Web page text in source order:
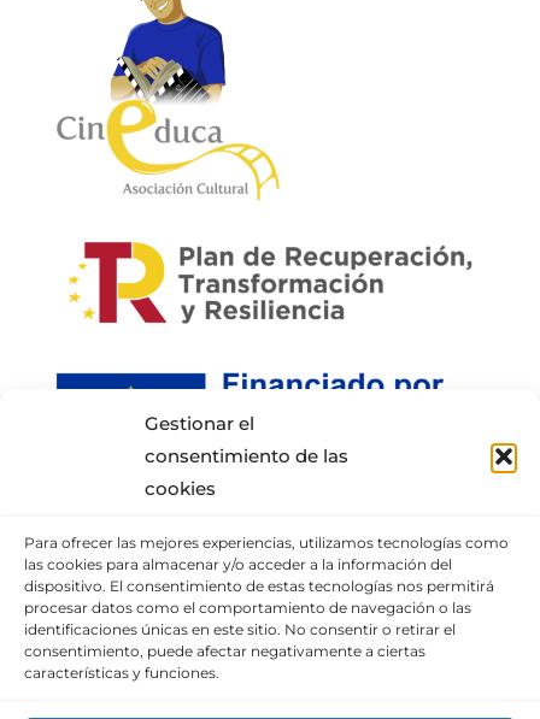
Gestionar el
consentimiento de las
cookies
Para ofrecer las mejores experiencias, utilizamos tecnologías como
las cookies para almacenar y/o acceder a la información del
dispositivo. El consentimiento de estas tecnologías nos permitirá
procesar datos como el comportamiento de navegación o las
identificaciones únicas en este sitio. No consentir o retirar el
consentimiento, puede afectar negativamente a ciertas
características y funciones.
INFORMACIÓN DE CONTACTO
Puedes llamar al móvil:+34 652337807,
enviarnos un correo
o visita nuestra sección de contacto.